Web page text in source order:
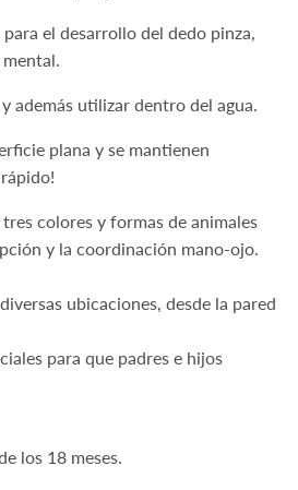
el desarrollo del dedo pinza,
además utilizar dentro del agua.
plana y se mantienen
colores y formas de animales
y la coordinación mano-ojo.
ubicaciones, desde la pared
para que padres e hijos
los 18 meses.